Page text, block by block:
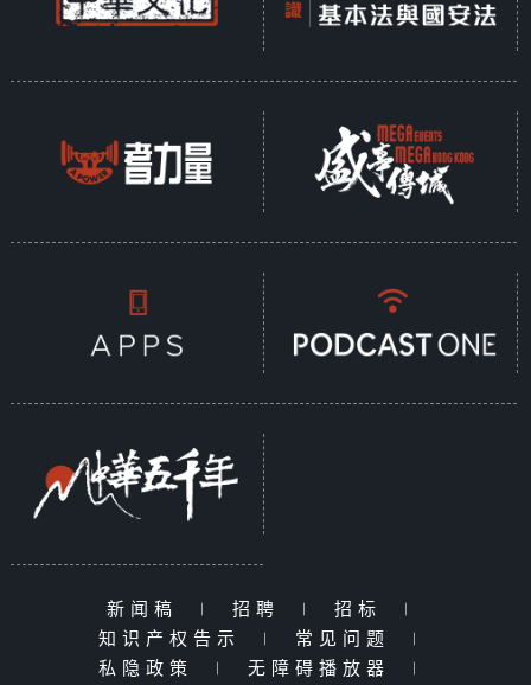
新闻稿 | 招聘 | 招标
|
知识产权告示
| 常见问题
|
私隐政策
| 无障碍播放器 |